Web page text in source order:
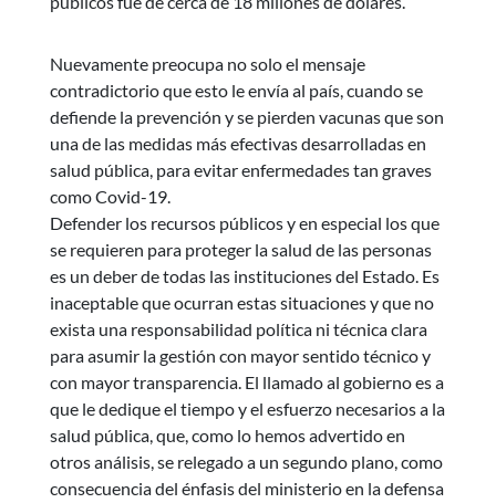
Nuevamente preocupa no solo el mensaje
contradictorio que esto le envía al país, cuando se
defiende la prevención y se pierden vacunas que son
una de las medidas más efectivas desarrolladas en
salud pública, para evitar enfermedades tan graves
como Covid-19.
Defender los recursos públicos y en especial los que
se requieren para proteger la salud de las personas
es un deber de todas las instituciones del Estado. Es
inaceptable que ocurran estas situaciones y que no
exista una responsabilidad política ni técnica clara
para asumir la gestión con mayor sentido técnico y
con mayor transparencia. El llamado al gobierno es a
que le dedique el tiempo y el esfuerzo necesarios a la
salud pública, que, como lo hemos advertido en
otros análisis, se relegado a un segundo plano, como
consecuencia del énfasis del ministerio en la defensa